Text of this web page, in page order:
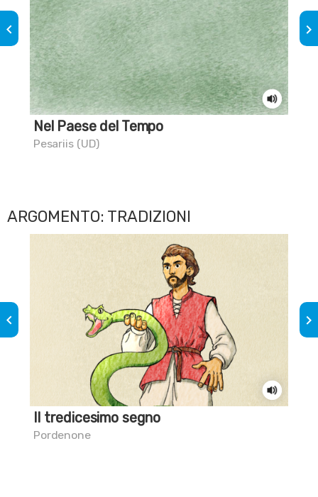
Nel Paese del Tempo
Pesariis (UD)
keyboard_arrow_left keyboard_arrow_right
ARGOMENTO: TRADIZIONI
Il tredicesimo segno
Pordenone
keyboard_arrow_left keyboard_arrow_right